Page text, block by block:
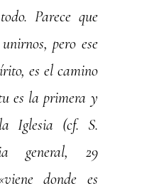
Parece que
pero ese
es el camino
es la primera y
Iglesia (cf. S.
general, 29
donde es